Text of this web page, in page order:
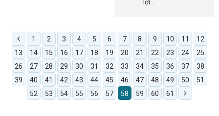
lợi…
1 2 3 4 5 6 7 8 9 10 11
12
13
14 15 16 17 18 19 20 21 22 23 24
25
26
27 28 29 30 31 32 33 34 35 36 37
38
39
40 41 42 43 44 45 46 47 48 49 50
51
52
53 54 55 56 57 58 59 60 61